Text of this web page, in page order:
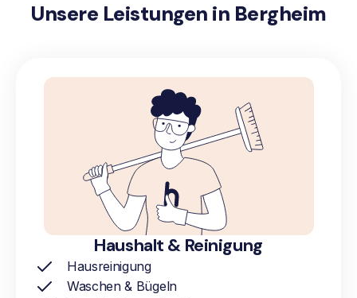
Unsere Leistungen in Bergheim
Haushalt & Reinigung
Hausreinigung
Waschen & Bügeln